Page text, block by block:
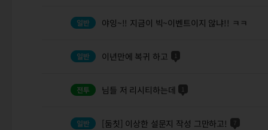
야잉~!! 지금이 빅~이벤트이지 않냐!! ㅋㅋ
이년만에 복귀 하고 1
님들 저 리시티하는데 1
[둠칫] 이상한 설문지 작성 그만하고! 7